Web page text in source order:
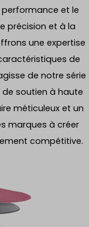
et le
précision et à la
une expertise
de
de notre série
soutien à haute
méticuleux et un
marques à créer
compétitive.